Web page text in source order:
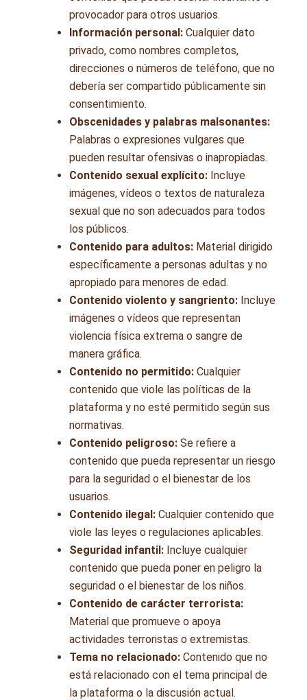
provocador para otros usuarios.
Información personal: Cualquier dato
privado, como nombres completos,
direcciones o números de teléfono, que no
debería ser compartido públicamente sin
consentimiento.
Obscenidades y palabras malsonantes:
Palabras o expresiones vulgares que
pueden resultar ofensivas o inapropiadas.
Contenido sexual explícito: Incluye
imágenes, vídeos o textos de naturaleza
sexual que no son adecuados para todos
los públicos.
Contenido para adultos: Material dirigido
específicamente a personas adultas y no
apropiado para menores de edad.
Contenido violento y sangriento: Incluye
imágenes o vídeos que representan
violencia física extrema o sangre de
manera gráfica.
Contenido no permitido: Cualquier
contenido que viole las políticas de la
plataforma y no esté permitido según sus
normativas.
Contenido peligroso: Se refiere a
contenido que pueda representar un riesgo
para la seguridad o el bienestar de los
usuarios.
Contenido ilegal: Cualquier contenido que
viole las leyes o regulaciones aplicables.
Seguridad infantil: Incluye cualquier
contenido que pueda poner en peligro la
seguridad o el bienestar de los niños.
Contenido de carácter terrorista:
Material que promueve o apoya
actividades terroristas o extremistas.
Tema no relacionado: Contenido que no
está relacionado con el tema principal de
la plataforma o la discusión actual.